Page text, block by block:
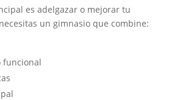
es adelgazar o mejorar tu
un gimnasio que combine:
funcional